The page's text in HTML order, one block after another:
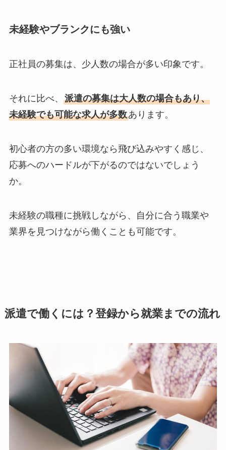
未経験やブランクにも強い
正社員の募集は、少人数の場合が多い印象です。
それに比べ、 派遣の募集は大人数の場合もあり、
未経験でも可能な求人が多数あります。
初心者の方の多い環境なら飛び込みやすく感じ、
応募へのハードルが下がるのではないでしょう
か。
未経験の職種に挑戦しながら、自分に合う職業や
業界を見つけながら働くことも可能です。
派遣で働くには？登録から就業までの流れ